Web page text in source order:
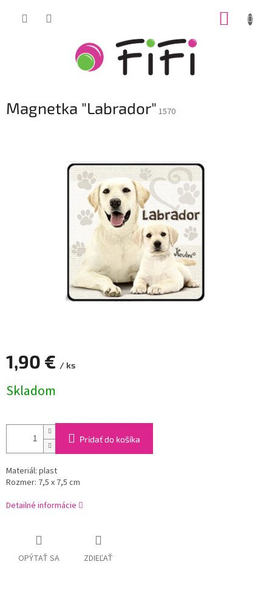
Magnetka "Labrador" 1570
1,90 € / ks
cena:
Skladom
Pridať do košíka
Materiál: plast
Rozmer: 7,5 x 7,5 cm
Detailné informácie
OPÝTAŤ SA ZDIEĽAŤ